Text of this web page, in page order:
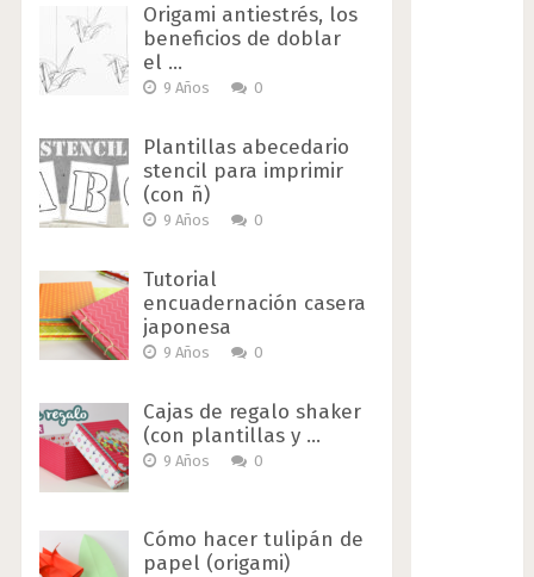
Origami antiestrés, los
beneficios de doblar
el …
9 Años 0
Plantillas abecedario
stencil para imprimir
(con ñ)
9 Años 0
Tutorial
encuadernación casera
japonesa
9 Años 0
Cajas de regalo shaker
(con plantillas y …
9 Años 0
Cómo hacer tulipán de
papel (origami)